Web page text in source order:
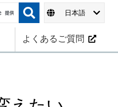
日本語
よくあるご質問